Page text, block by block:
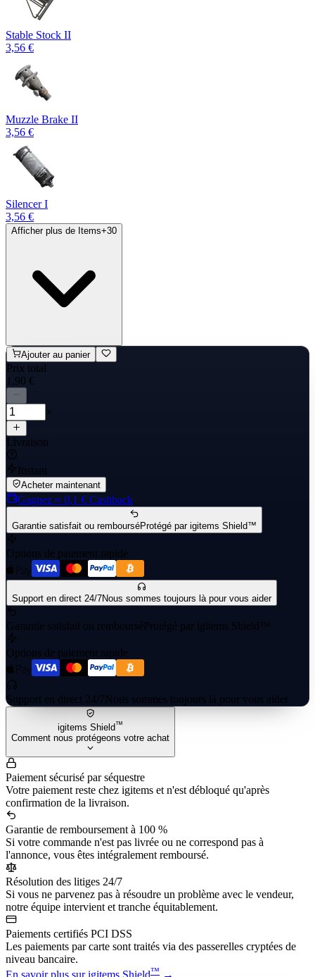
Stable Stock II
3,56 €
Muzzle Brake II
3,56 €
Silencer I
3,56 €
Afficher plus de Items+30
Ajouter au panier
Prix total
1,90 €
×
Livraison
Instant
Acheter maintenant
Gagnez ≈ 0,1 € Cashback
Garantie satisfait ou rembourséProtégé par igitems Shield™
Options de paiement rapide
Support en direct 24/7Nous sommes toujours là pour vous aider
Garantie satisfait ou rembourséProtégé par igitems Shield™
Options de paiement rapide
Support en direct 24/7Nous sommes toujours là pour vous aider
igitems Shield™
Comment nous protégeons votre achat
Paiement sécurisé par séquestre
Votre paiement reste chez igitems et n'est débloqué qu'après
confirmation de la livraison.
Garantie de remboursement à 100 %
Si votre commande n'est pas livrée ou ne correspond pas à
l'annonce, vous êtes intégralement remboursé.
Résolution des litiges 24/7
Si vous ne parvenez pas à résoudre un problème avec le vendeur,
notre équipe intervient et tranche équitablement.
Paiements certifiés PCI DSS
Les paiements par carte sont traités via des passerelles cryptées de
niveau bancaire.
En savoir plus sur igitems Shield™ →